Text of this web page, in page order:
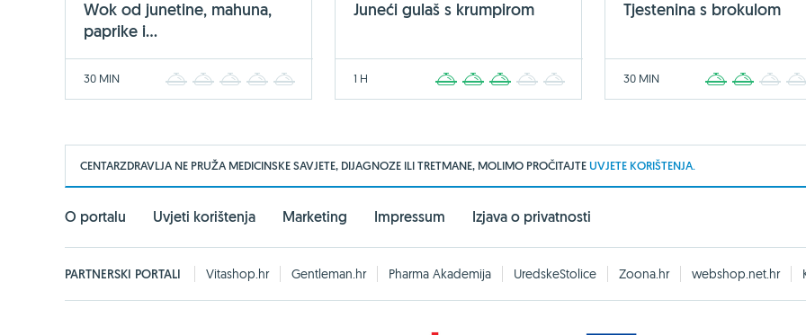
Wok od junetine, mahuna,
paprike i...
30 MIN 2 3 4
Juneći gulaš s krumpirom
1 H 2 3 4
Tjestenina s brokulom
30 MIN 2 3
CENTARZDRAVLJA NE PRUŽA MEDICINSKE SAVJETE, DIJAGNOZE ILI TRETMANE, MOLIMO PROČITAJTEUVJETE KORIŠTENJA.
O portalu Uvjeti korištenja Marketing Impressum Izjava o privatnosti
PARTNERSKI PORTALI Vitashop.hr Gentleman.hr Pharma Akademija UredskeStolice Zoona.hr webshop.net.hr